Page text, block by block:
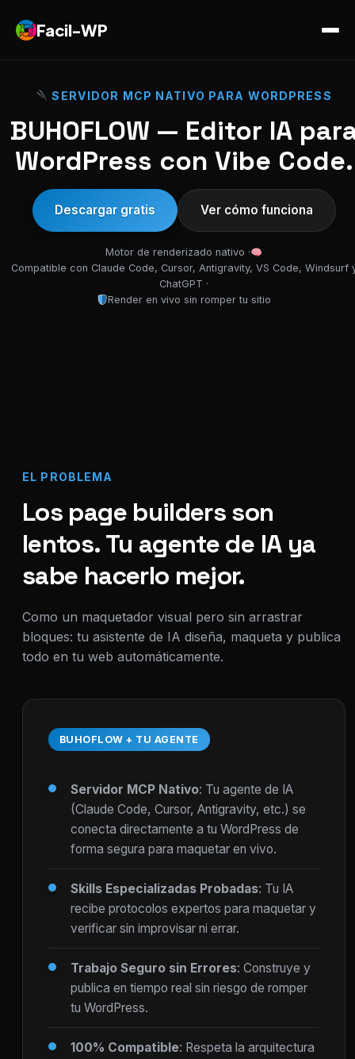
Facil-WP
SERVIDOR MCP NATIVO PARA WORDPRESS
BUHOFLOW — Editor IA
WordPress con Vibe Code.
Descargar gratis Ver cómo funciona
Motor de renderizado nativo ·
Compatible con Claude Code, Cursor, Antigravity, VS Code, Windsurf
ChatGPT ·
Render en vivo sin romper tu sitio
EL PROBLEMA
Los page builders son
lentos. Tu agente de IA ya
sabe hacerlo mejor.
Como un maquetador visual pero sin arrastrar
bloques: tu asistente de IA diseña, maqueta y publica
todo en tu web automáticamente.
BUHOFLOW + TU AGENTE
Servidor MCP Nativo: Tu agente de IA
(Claude Code, Cursor, Antigravity, etc.) se
conecta directamente a tu WordPress de
forma segura para maquetar en vivo.
Skills Especializadas Probadas: Tu IA
recibe protocolos expertos para maquetar y
verificar sin improvisar ni errar.
Trabajo Seguro sin Errores: Construye y
publica en tiempo real sin riesgo de romper
tu WordPress.
100% Compatible: Respeta la arquitectura